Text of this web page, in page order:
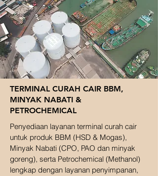
TERMINAL CURAH CAIR BBM,
MINYAK NABATI &
PETROCHEMICAL
Penyediaan layanan terminal curah cair
untuk produk BBM (HSD & Mogas),
Minyak Nabati (CPO, PAO dan minyak
goreng), serta Petrochemical (Methanol)
lengkap dengan layanan penyimpanan,